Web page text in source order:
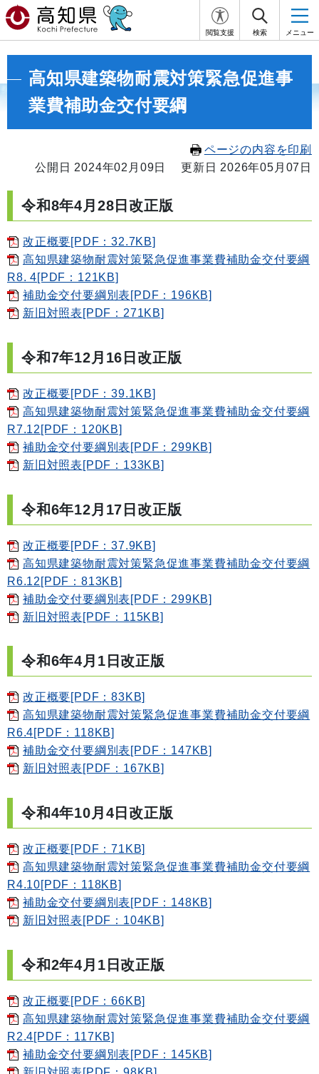
閲覧支援 検索 メニュー
高知県建築物耐震対策緊急促進事
業費補助金交付要綱
ページの内容を印刷
公開日 2024年02月09日
更新日 2026年05月07日
令和8年4月28日改正版
改正概要[PDF：32.7KB]
高知県建築物耐震対策緊急促進事業費補助金交付要綱
R8. 4[PDF：121KB]
補助金交付要綱別表[PDF：196KB]
新旧対照表[PDF：271KB]
令和7年12月16日改正版
改正概要[PDF：39.1KB]
高知県建築物耐震対策緊急促進事業費補助金交付要綱
R7.12[PDF：120KB]
補助金交付要綱別表[PDF：299KB]
新旧対照表[PDF：133KB]
令和6年12月17日改正版
改正概要[PDF：37.9KB]
高知県建築物耐震対策緊急促進事業費補助金交付要綱
R6.12[PDF：813KB]
補助金交付要綱別表[PDF：299KB]
新旧対照表[PDF：115KB]
令和6年4月1日改正版
改正概要[PDF：83KB]
高知県建築物耐震対策緊急促進事業費補助金交付要綱
R6.4[PDF：118KB]
補助金交付要綱別表[PDF：147KB]
新旧対照表[PDF：167KB]
令和4年10月4日改正版
改正概要[PDF：71KB]
高知県建築物耐震対策緊急促進事業費補助金交付要綱
R4.10[PDF：118KB]
補助金交付要綱別表[PDF：148KB]
新旧対照表[PDF：104KB]
令和2年4月1日改正版
改正概要[PDF：66KB]
高知県建築物耐震対策緊急促進事業費補助金交付要綱
R2.4[PDF：117KB]
補助金交付要綱別表[PDF：145KB]